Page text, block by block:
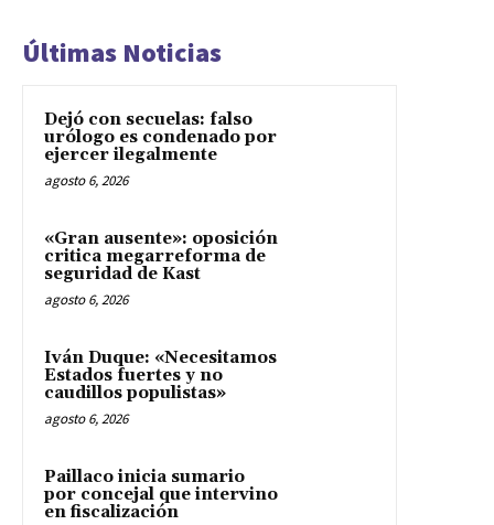
Últimas Noticias
Dejó con secuelas: falso
urólogo es condenado por
ejercer ilegalmente
agosto 6, 2026
«Gran ausente»: oposición
critica megarreforma de
seguridad de Kast
agosto 6, 2026
Iván Duque: «Necesitamos
Estados fuertes y no
caudillos populistas»
agosto 6, 2026
Paillaco inicia sumario
por concejal que intervino
en fiscalización